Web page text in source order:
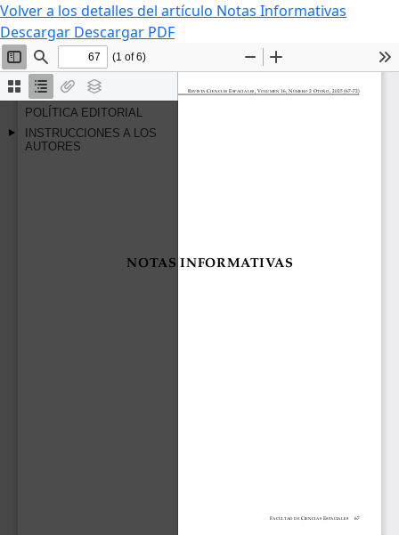
Volver a los detalles del artículo Notas Informativas
Descargar Descargar PDF